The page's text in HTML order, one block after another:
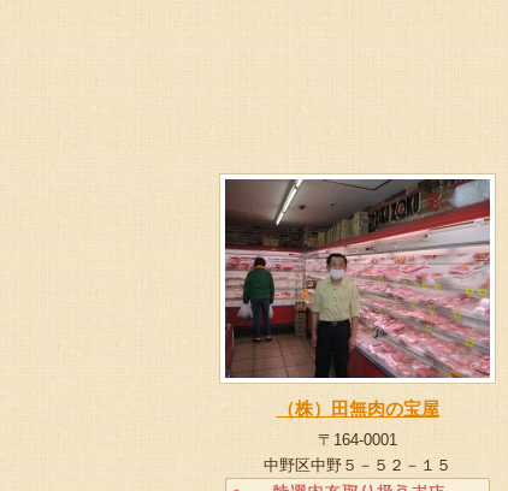
（株）田無肉の宝屋
〒164-0001
中野区中野５－５２－１５